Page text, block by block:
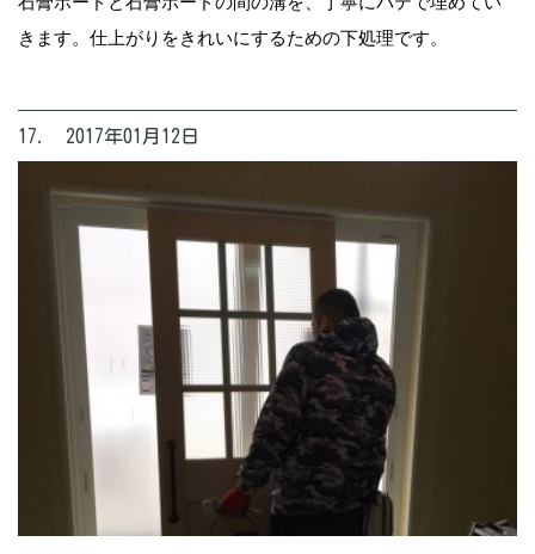
きます。仕上がりをきれいにするための下処理です。
17. 2017年01月12日